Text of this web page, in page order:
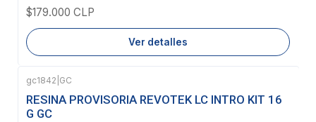
$179.000 CLP
Ver detalles
gc1842 GC
RESINA PROVISORIA REVOTEK LC INTRO KIT 16
G GC